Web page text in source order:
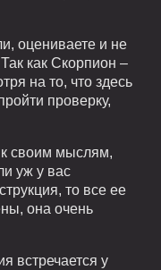
оцениваете и не
как Скорпион –
на то, что здесь
проверку,
к своим мыслям,
уж у вас
то все ее
она очень
встречается у